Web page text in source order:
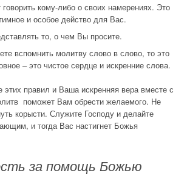
кому-либо о своих намерениях. Это
и особое действо для Вас.
то, о чем Вы просите.
вспомнить молитву слово в слово, то это
– это чистое сердце и искренние слова.
правил и Ваша искренняя вера вместе с
поможет Вам обрести желаемого. Не
корысти. Служите Господу и делайте
и тогда Вас настигнет Божья
за помощь Божью